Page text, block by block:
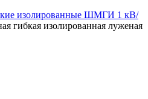
изолированные ШМГИ 1 кВ/
гибкая изолированная луженая